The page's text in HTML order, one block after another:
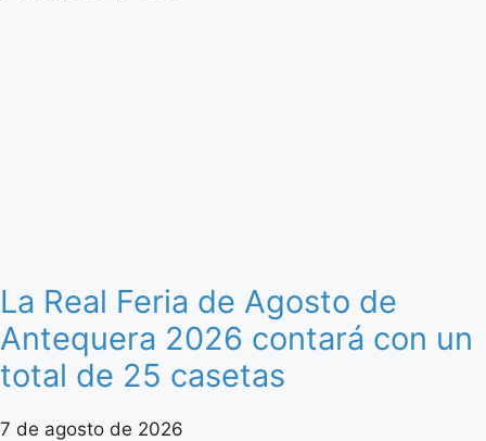
La Real Feria de Agosto de
Antequera 2026 contará con un
total de 25 casetas
7 de agosto de 2026